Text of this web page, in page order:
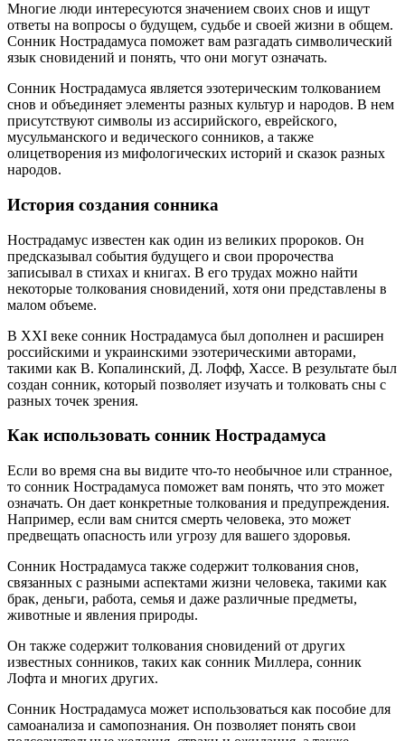
Многие люди интересуются значением своих снов и ищут
ответы на вопросы о будущем, судьбе и своей жизни в общем.
Сонник Нострадамуса поможет вам разгадать символический
язык сновидений и понять, что они могут означать.
Сонник Нострадамуса является эзотерическим толкованием
снов и объединяет элементы разных культур и народов. В нем
присутствуют символы из ассирийского, еврейского,
мусульманского и ведического сонников, а также
олицетворения из мифологических историй и сказок разных
народов.
История создания сонника
Нострадамус известен как один из великих пророков. Он
предсказывал события будущего и свои пророчества
записывал в стихах и книгах. В его трудах можно найти
некоторые толкования сновидений, хотя они представлены в
малом объеме.
В XXI веке сонник Нострадамуса был дополнен и расширен
российскими и украинскими эзотерическими авторами,
такими как В. Копалинский, Д. Лофф, Хассе. В результате был
создан сонник, который позволяет изучать и толковать сны с
разных точек зрения.
Как использовать сонник Нострадамуса
Если во время сна вы видите что-то необычное или странное,
то сонник Нострадамуса поможет вам понять, что это может
означать. Он дает конкретные толкования и предупреждения.
Например, если вам снится смерть человека, это может
предвещать опасность или угрозу для вашего здоровья.
Сонник Нострадамуса также содержит толкования снов,
связанных с разными аспектами жизни человека, такими как
брак, деньги, работа, семья и даже различные предметы,
животные и явления природы.
Он также содержит толкования сновидений от других
известных сонников, таких как сонник Миллера, сонник
Лофта и многих других.
Сонник Нострадамуса может использоваться как пособие для
самоанализа и самопознания. Он позволяет понять свои